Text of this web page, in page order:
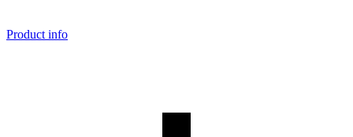
Product info